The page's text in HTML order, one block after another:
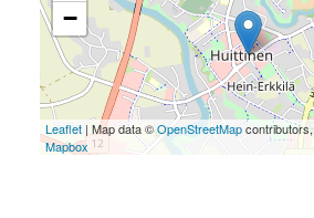
−
Leaflet| Map data ©OpenStreetMapcontributors,
Mapbox